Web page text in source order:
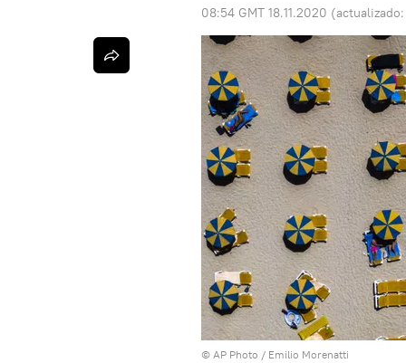
08:54 GMT 18.11.2020 (actualizado:
© AP Photo / Emilio Morenatti